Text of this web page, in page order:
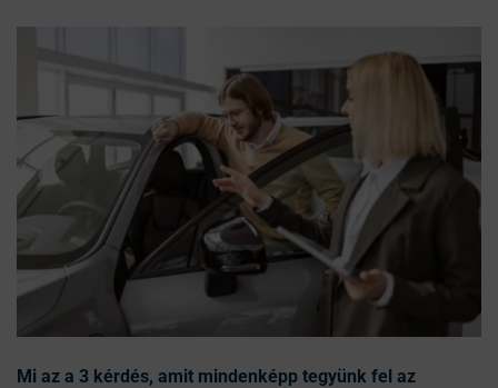
Mi az a 3 kérdés, amit mindenképp tegyünk fel az